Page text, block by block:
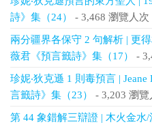
詩》集（24）
- 3,468 瀏覽人次
兩分疆界各保守 2 句解析 | 更
薇君《預言籤詩》集（17）
-
珍妮‧狄克遜 1 則毒預言 |
言籤詩》集（23）
- 3,203 瀏覽
第 44 象錯解三辯證 | 木火金水